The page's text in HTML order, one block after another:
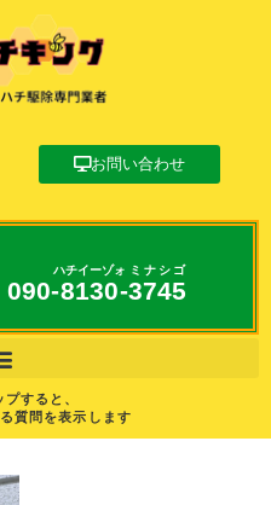
お問い合わせ
090-8130
ハチイーゾォ
-3745
ミナシゴ
すると、
質問を表示します